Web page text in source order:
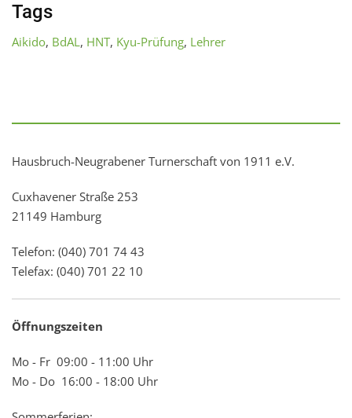
Tags
Aikido, BdAL , HNT, Kyu-Prüfung, Lehrer
Hausbruch-Neugrabener Turnerschaft von 1911 e.V.
Cuxhavener Straße 253
21149 Hamburg
Telefon: (040) 701 74 43
Telefax: (040) 701 22 10
Öffnungszeiten
Mo - Fr 09:00 - 11:00 Uhr
Mo - Do 16:00 - 18:00 Uhr